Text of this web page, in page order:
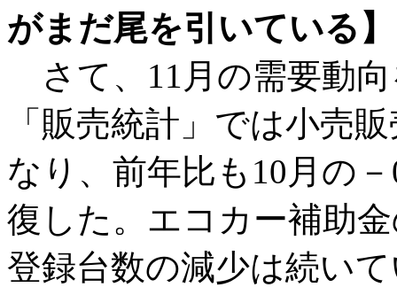
がまだ尾を引いている】
さて、11月の需要動
「販売統計」では小売
なり、前年比も10月の
復した。エコカー補助
登録台数の減少は続い